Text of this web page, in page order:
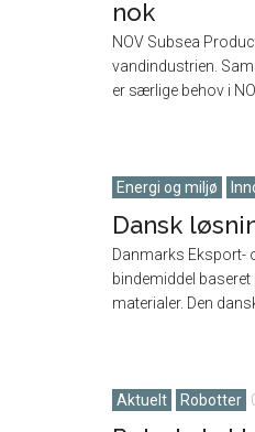
nok
NOV Subsea
vandindustrien.
er særlige behov i
Energi og miljø
Dansk
Danmarks Eksport-
bindemiddel
materialer. Den
Aktuelt Robotter